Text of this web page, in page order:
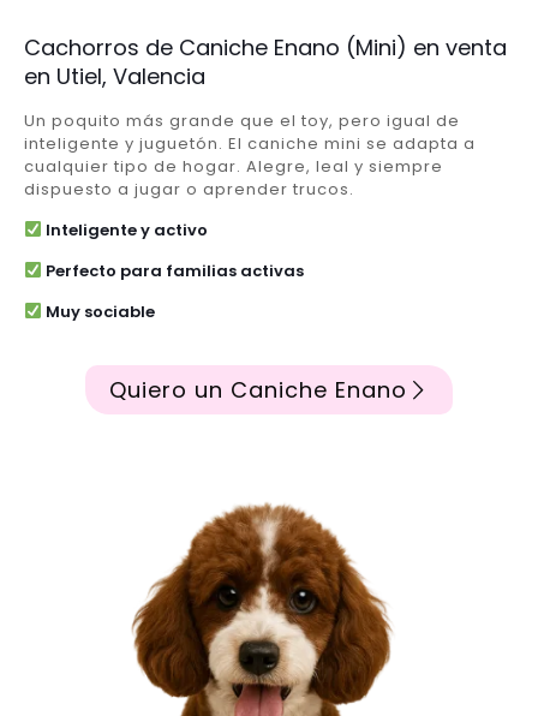
Cachorros de Caniche Enano (Mini) en venta
en Utiel, Valencia
Un poquito más grande que el toy, pero igual de
inteligente y juguetón. El caniche mini se adapta a
cualquier tipo de hogar. Alegre, leal y siempre
dispuesto a jugar o aprender trucos.
Inteligente y activo
Perfecto para familias activas
Muy sociable
Quiero un Caniche Enano